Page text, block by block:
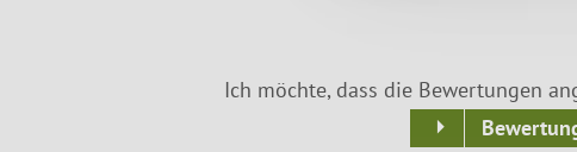
Ich möchte, dass die Bewertungen